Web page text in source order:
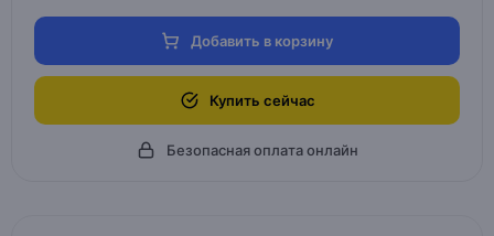
Добавить в корзину
Купить сейчас
Безопасная оплата онлайн